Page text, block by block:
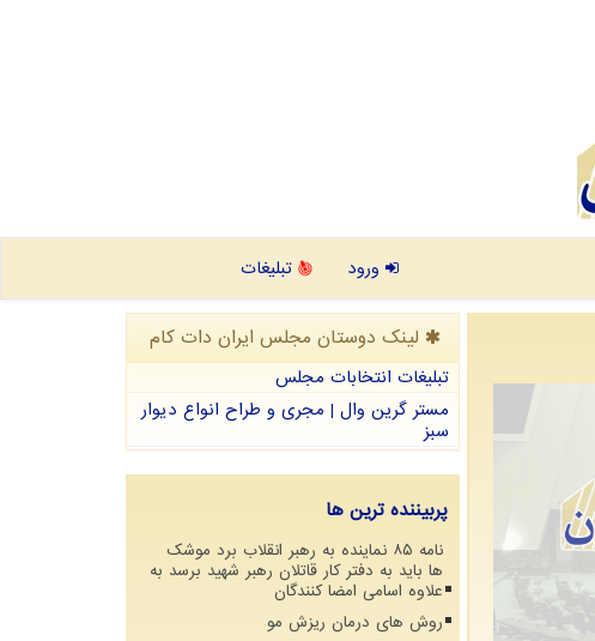
ورود تبلیغات
لینک دوستان مجلس ایران دات كام
تبلیغات انتخابات مجلس
مستر گرین وال | مجری و طراح انواع دیوار
سبز
پربیننده ترین ها
نامه ۸۵ نماینده به رهبر انقلاب برد موشک
ها باید به دفتر کار قاتلان رهبر شهید برسد به
علاوه اسامی امضا کنندگان
روش های درمان ریزش مو